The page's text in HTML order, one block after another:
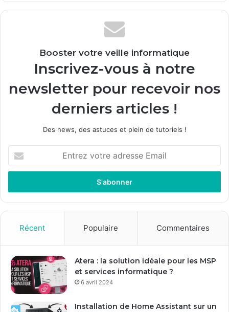
Booster votre veille informatique
Inscrivez-vous à notre
newsletter pour recevoir nos
derniers articles !
Des news, des astuces et plein de tutoriels !
votre
adresse
Récent Populaire Commentaires
Atera : la solution idéale pour les MSP
et services informatique ?
6 avril 2024
Installation de Home Assistant sur un